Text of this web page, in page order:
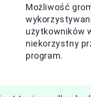
Możliwość
użytkowników
niekorzystny
program.